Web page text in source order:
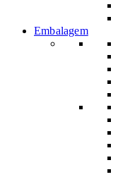
Embalagem